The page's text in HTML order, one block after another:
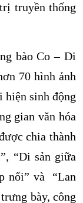
truyền thống
bào Co – Di
70 hình ảnh
hiện sinh động
gian văn hóa
chia thành
“Di sản giữa
nối” và “Lan
bày, công